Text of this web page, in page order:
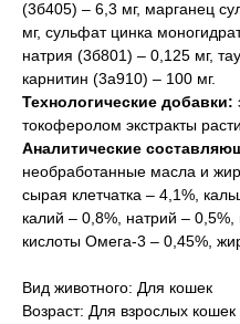
(3б405) – 6,3 мг, марганец
мг, сульфат цинка
натрия (3б801) – 0,125 мг,
карнитин (3a910) – 100 мг.
Технологические добавки:
токоферолом экстракты
Аналитические
необработанные масла и
сырая клетчатка – 4,1%,
калий – 0,8%, натрий –
кислоты Омега-3 – 0,45%,
Вид животного: Для кошек
Возраст: Для взрослых кошек